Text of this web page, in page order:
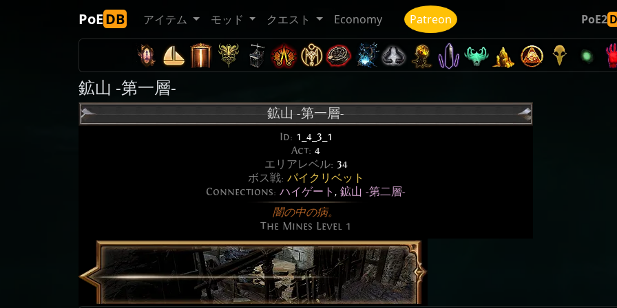
PoEDB アイテム モッド クエスト Economy Patreon PoE2
鉱山 -第一層-
鉱山 -第一層-
Id: 1_4_3_1
Act: 4
エリアレベル: 34
ボス戦: パイクリベット
Connections: ハイゲート , 鉱山 -第二層-
闇の中の病。
The Mines Level 1